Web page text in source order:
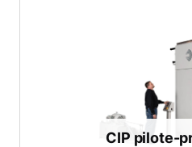
CIP pilote-
CIP pilote-
Conçu pour un
validation avant la
Pression
Diamètre de la chambre
Longueur de la